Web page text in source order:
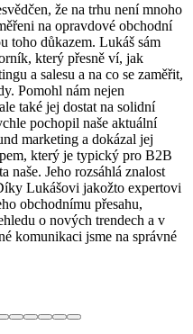
že na trhu není mnoho
na opravdové obchodní
toho důkazem. Lukáš sám
který přesně ví, jak
a salesu a na co se zaměřit,
Pomohl nám nejen
také jej dostat na solidní
pochopil naše aktuální
marketing a dokázal jej
který je typický pro B2B
naše. Jeho rozsáhlá znalost
Lukášovi jakožto expertovi
obchodnímu přesahu,
o nových trendech a v
komunikaci jsme na správné